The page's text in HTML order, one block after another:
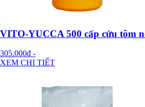
VITO-YUCCA 500 cấp cứu tôm
305.000đ -
XEM CHI TIẾT